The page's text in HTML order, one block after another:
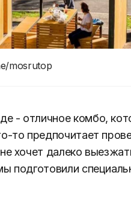
mosrutop
- отличное комбо,
то предпочитает
хочет далеко
подготовили